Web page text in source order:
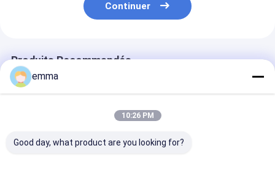
Continuer
Produits Recommandés
emma
10:26 PM
Good day, what product are you looking for?